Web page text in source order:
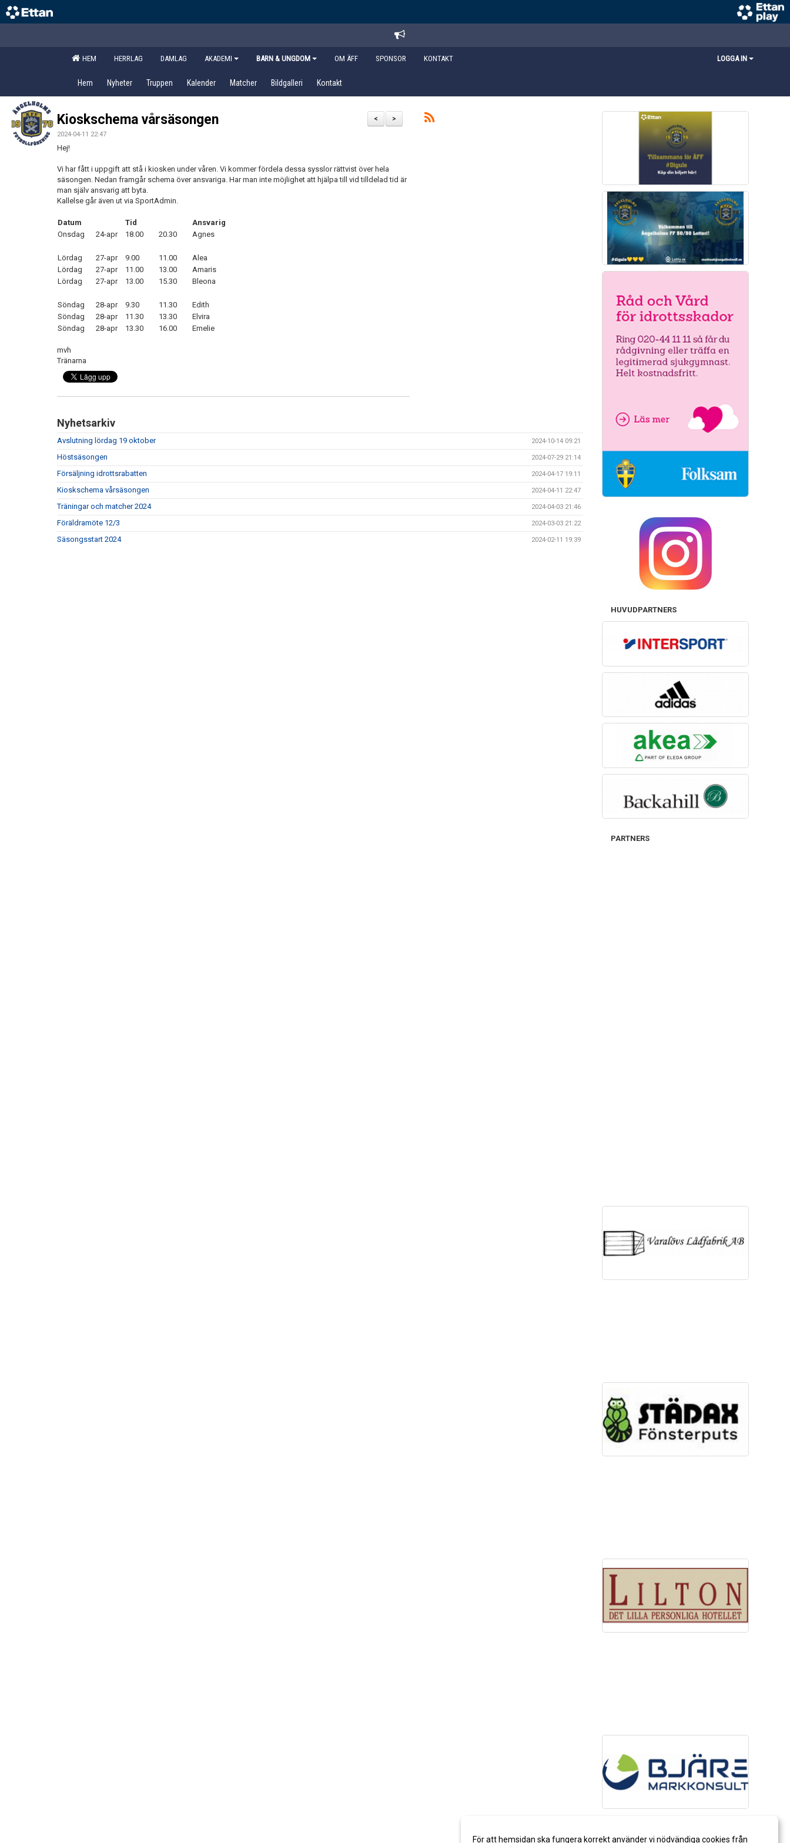
HEM HERRLAG DAMLAG AKADEMI BARN & UNGDOM OM ÄFF SPONSOR KONTAKT LOGGA IN
Hem Nyheter Truppen Kalender Matcher Bildgalleri Kontakt
>
<
Kioskschema vårsäsongen
2024-04-11 22:47
Hej!
Vi har fått i uppgift att stå i kiosken under våren. Vi kommer fördela dessa sysslor rättvist över hela
säsongen. Nedan framgår schema över ansvariga. Har man inte möjlighet att hjälpa till vid tilldelad tid är
man själv ansvarig att byta.
Kallelse går även ut via SportAdmin.
Datum Tid
Ansvarig
Onsdag
24-apr 18.00 20.30 Agnes
Lördag 27-apr 9.00 11.00
Alea
Lördag
27-apr 11.00 13.00
Amaris
Lördag
27-apr 13.00 15.30 Bleona
Söndag 28-apr 9.30 11.30
Edith
Söndag
28-apr 11.30 13.30
Elvira
Söndag
28-apr 13.30 16.00 Emelie
mvh
Tränarna
Nyhetsarkiv
Avslutning lördag 19 oktober 2024-10-14 09:21
Höstsäsongen 2024-07-29 21:14
Försäljning idrottsrabatten 2024-04-17 19:11
Kioskschema vårsäsongen 2024-04-11 22:47
Träningar och matcher 2024 2024-04-03 21:46
Föräldramöte 12/3 2024-03-03 21:22
Säsongsstart 2024 2024-02-11 19:39
HUVUDPARTNERS
PARTNERS
För att hemsidan ska fungera korrekt använder vi nödvändiga cookies från